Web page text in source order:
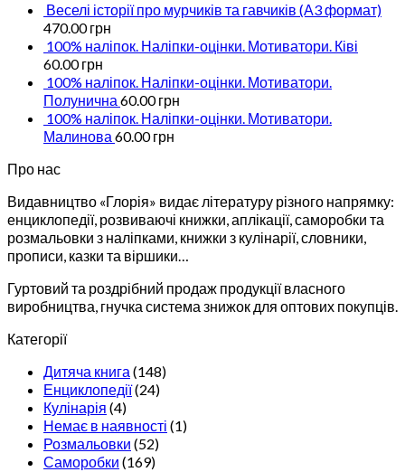
Веселі історії про мурчиків та гавчиків (А3 формат)
470.00грн
100% наліпок. Наліпки-оцінки. Мотиватори. Ківі
60.00грн
100% наліпок. Наліпки-оцінки. Мотиватори.
Полунична 60.00грн
100% наліпок. Наліпки-оцінки. Мотиватори.
Малинова 60.00грн
Про нас
Видавництво «Глорія» видає літературу різного напрямку:
енциклопедії, розвиваючі книжки, аплікації, саморобки та
розмальовки з наліпками, книжки з кулінарії, словники,
прописи, казки та віршики…
Гуртовий та роздрібний продаж продукції власного
виробництва, гнучка система знижок для оптових покупців.
Категорії
Дитяча книга (148)
Енциклопедії(24)
Кулінарія (4)
Немає в наявності (1)
Розмальовки (52)
Саморобки (169)